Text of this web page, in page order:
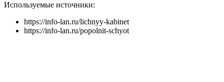
Используемые источники:
https://info-lan.ru/lichnyy-kabinet
https://info-lan.ru/popolnit-schyot